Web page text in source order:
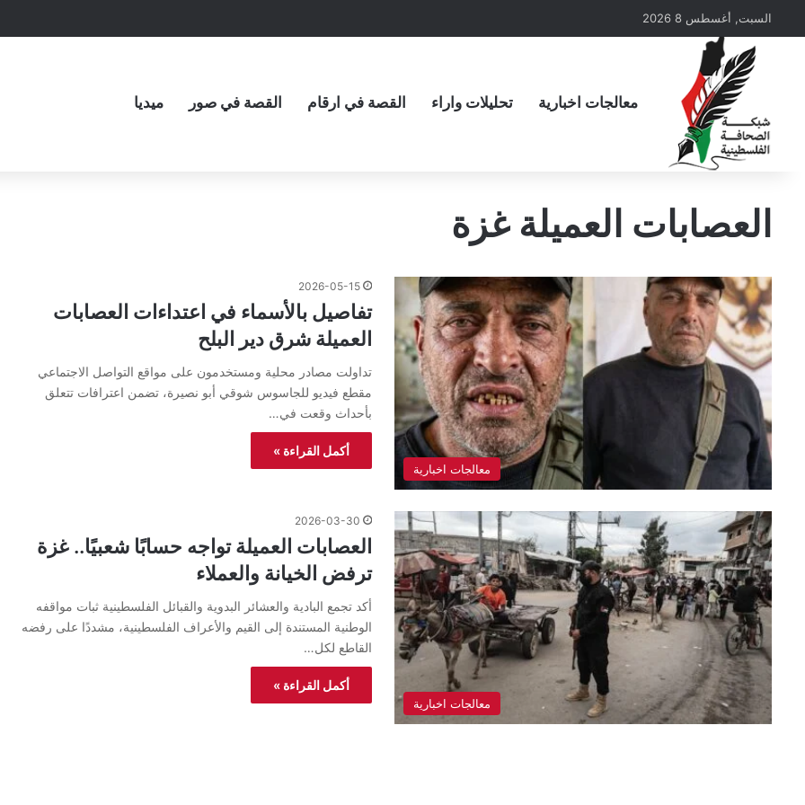
السبت, أغسطس 8 2026
معالجات اخبارية تحليلات واراء القصة في ارقام القصة في صور ميديا
العصابات العميلة غزة
معالجات اخبارية
2026-05-15
تفاصيل بالأسماء في اعتداءات العصابات
العميلة شرق دير البلح
تداولت مصادر محلية ومستخدمون على مواقع التواصل الاجتماعي
مقطع فيديو للجاسوس شوقي أبو نصيرة، تضمن اعترافات تتعلق
بأحداث وقعت في…
أكمل القراءة »
معالجات اخبارية
2026-03-30
العصابات العميلة تواجه حسابًا شعبيًا.. غزة
ترفض الخيانة والعملاء
أكد تجمع البادية والعشائر البدوية والقبائل الفلسطينية ثبات مواقفه
الوطنية المستندة إلى القيم والأعراف الفلسطينية، مشددًا على رفضه
القاطع لكل…
أكمل القراءة »